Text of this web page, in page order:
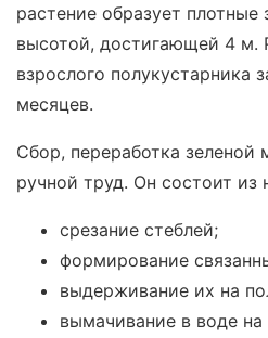
растение образует
высотой, достигающей 4 м.
взрослого полукустарника
месяцев.
Сбор, переработка зеленой
ручной труд. Он состоит из
срезание стеблей;
формирование
выдерживание их на
вымачивание в воде